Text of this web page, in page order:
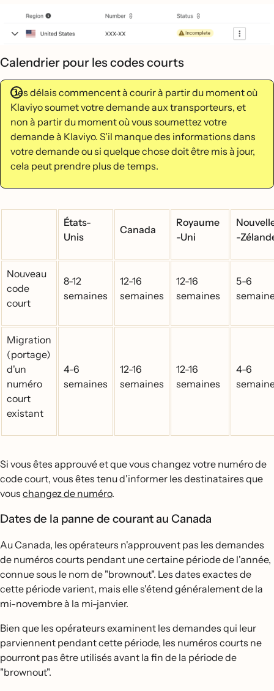
Calendrier pour les codes courts
Ces délais commencent à courir à partir du moment où
Klaviyo soumet votre demande aux transporteurs, et
non à partir du moment où vous soumettez votre
demande à Klaviyo. S'il manque des informations dans
votre demande ou si quelque chose doit être mis à jour,
cela peut prendre plus de temps.
États-
Unis
Canada
Royaume
-Uni
-
Nouveau
code
court
8-12
semaines
12-16
semaines
12-16
semaines
5-6
Migration
(portage)
d'un
numéro
court
existant
4-6
semaines
12-16
semaines
12-16
semaines
4-6
Si vous êtes approuvé et que vous changez votre numéro de
code court, vous êtes tenu d'informer les destinataires que
vous changez de numéro.
Dates de la panne de courant au Canada
Au Canada, les opérateurs n'approuvent pas les demandes
de numéros courts pendant une certaine période de l'année,
connue sous le nom de "brownout". Les dates exactes de
cette période varient, mais elle s'étend généralement de la
mi-novembre à la mi-janvier.
Bien que les opérateurs examinent les demandes qui leur
parviennent pendant cette période, les numéros courts ne
pourront pas être utilisés avant la fin de la période de
"brownout".